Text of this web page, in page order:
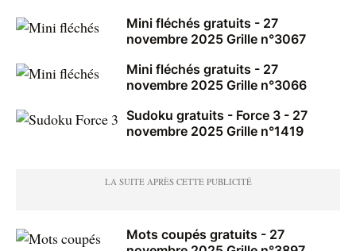
Mini fléchés gratuits - 27
novembre 2025 Grille n°3067
Mini fléchés gratuits - 27
novembre 2025 Grille n°3066
Sudoku gratuits - Force 3 - 27
novembre 2025 Grille n°1419
Mots coupés gratuits - 27